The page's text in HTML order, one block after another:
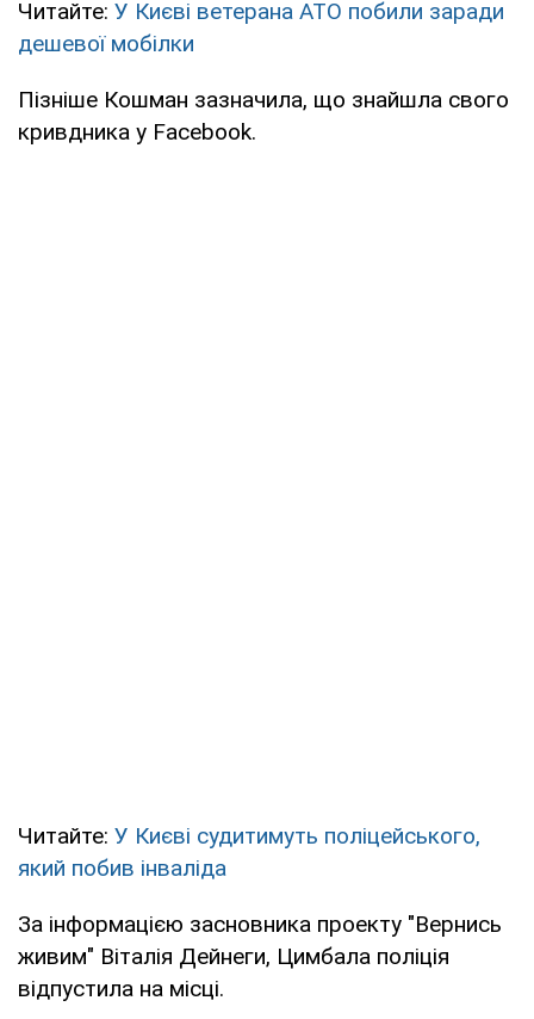
Читайте: У Києві ветерана АТО побили заради
дешевої мобілки
Пізніше Кошман зазначила, що знайшла свого
кривдника у Facebook.
Читайте: У Києві судитимуть поліцейського,
який побив інваліда
За інформацією засновника проекту "Вернись
живим" Віталія Дейнеги, Цимбала поліція
відпустила на місці.